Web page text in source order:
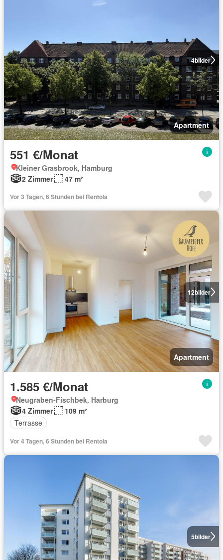
4bilder
Apartment
551 €/Monat
Kleiner Grasbrook, Hamburg
2 Zimmer
47 m²
Vor 3 Tagen, 6 Stunden bei Rentola
12bilder
Apartment
1.585 €/Monat
Neugraben-Fischbek, Harburg
4 Zimmer
109 m²
Terrasse
Vor 4 Tagen, 6 Stunden bei Rentola
5bilder